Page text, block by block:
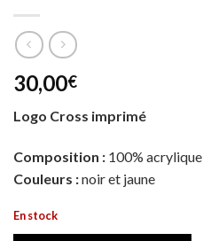
30,00€
Logo Cross imprimé
Composition : 100% acrylique
Couleurs :noir et jaune
En stock